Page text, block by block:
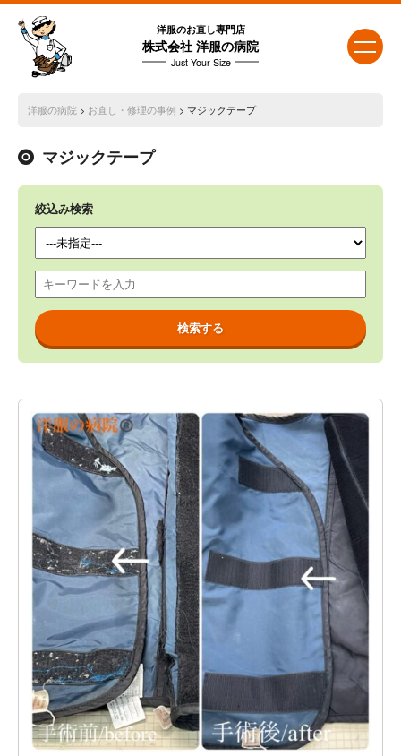
洋服のお直し専門店
株式会社 洋服の病院
Just Your Size
洋服の病院 > お直し・修理の事例 > マジックテープ
マジックテープ
絞込み検索